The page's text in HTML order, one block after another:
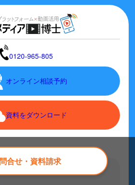
合せ・資料請求
0120-965-805
オンライン相談予約
資料をダウンロード